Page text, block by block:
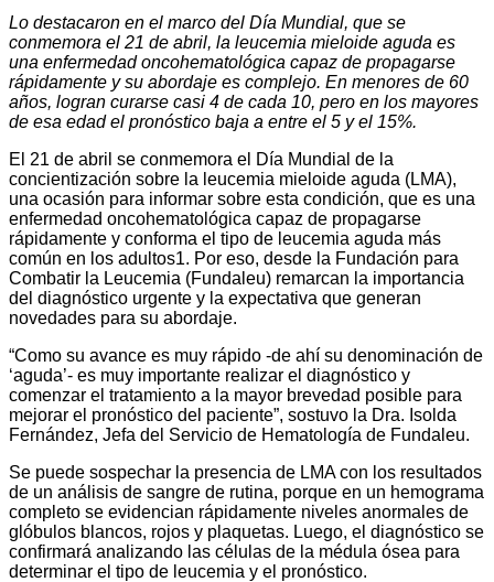
Lo destacaron en el marco del Día Mundial, que se
conmemora el 21 de abril, la leucemia mieloide aguda es
una enfermedad oncohematológica capaz de propagarse
rápidamente y su abordaje es complejo. En menores de 60
años, logran curarse casi 4 de cada 10, pero en los mayores
de esa edad el pronóstico baja a entre el 5 y el 15%.
El 21 de abril se conmemora el Día Mundial de la
concientización sobre la leucemia mieloide aguda (LMA),
una ocasión para informar sobre esta condición, que es una
enfermedad oncohematológica capaz de propagarse
rápidamente y conforma el tipo de leucemia aguda más
común en los adultos1. Por eso, desde la Fundación para
Combatir la Leucemia (Fundaleu) remarcan la importancia
del diagnóstico urgente y la expectativa que generan
novedades para su abordaje.
“Como su avance es muy rápido -de ahí su denominación de
‘aguda’- es muy importante realizar el diagnóstico y
comenzar el tratamiento a la mayor brevedad posible para
mejorar el pronóstico del paciente”, sostuvo la Dra. Isolda
Fernández, Jefa del Servicio de Hematología de Fundaleu.
Se puede sospechar la presencia de LMA con los resultados
de un análisis de sangre de rutina, porque en un hemograma
completo se evidencian rápidamente niveles anormales de
glóbulos blancos, rojos y plaquetas. Luego, el diagnóstico se
confirmará analizando las células de la médula ósea para
determinar el tipo de leucemia y el pronóstico.